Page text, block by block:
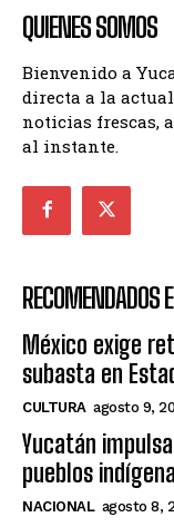
QUIENES SOMOS
Bienvenido a
directa a la
noticias frescas,
al instante.
RECOMENDADOS
México exige
subasta en
CULTURA agosto 9,
Yucatán
pueblos
NACIONAL agosto 8,